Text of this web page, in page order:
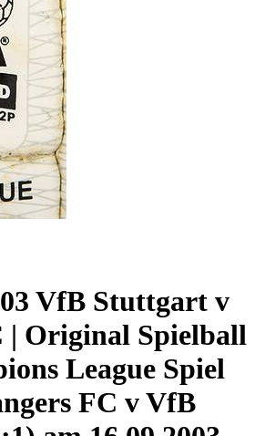
VfB Stuttgart v
| Original Spielball
League Spiel
FC v VfB